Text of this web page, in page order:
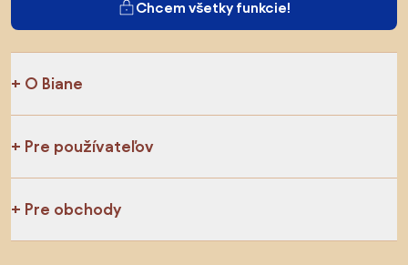
Chcem všetky funkcie!
O Biane
Pre používateľov
Pre obchody